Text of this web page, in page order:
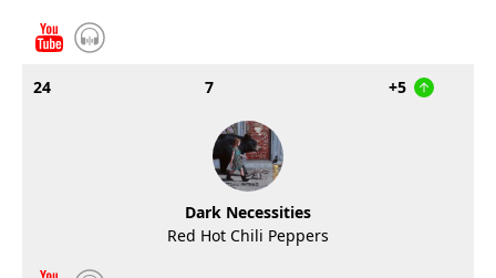
24 7 +5
Dark Necessities
Red Hot Chili Peppers